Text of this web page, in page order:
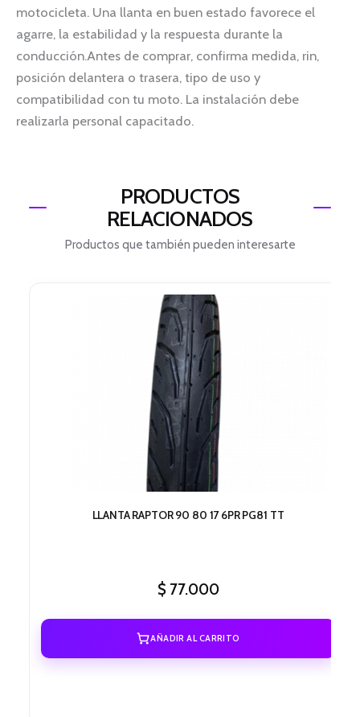
motocicleta. Una llanta en buen estado favorece el
agarre, la estabilidad y la respuesta durante la
conducción.Antes de comprar, confirma medida, rin,
posición delantera o trasera, tipo de uso y
compatibilidad con tu moto. La instalación debe
realizarla personal capacitado.
PRODUCTOS
RELACIONADOS
Productos que también pueden interesarte
LLANTA RAPTOR 90 80 17 6PR PG81 TT
$77.000
AÑADIR AL CARRITO